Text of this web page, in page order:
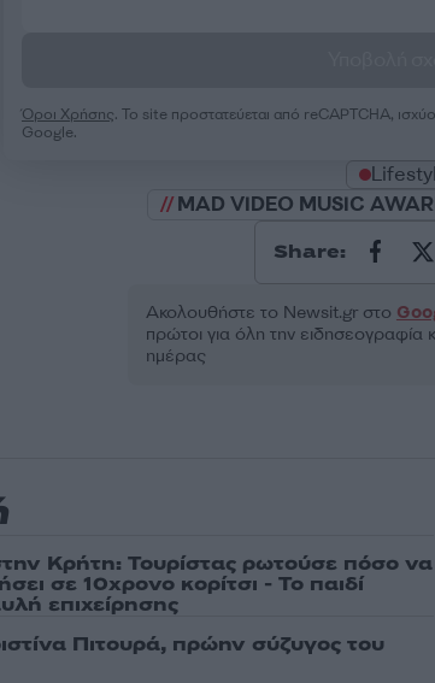
Όροι Χρήσης. Το site προστατεύεται από reCAPTCHA,
Google.
MAD VIDEO MUSIC
Share:
Ακολουθήστε το Νewsit.gr στο
πρώτοι για όλη την ειδησεογραφία
ημέρας
Κρήτη: Τουρίστας ρωτούσε πόσο να
σε 10χρονο κορίτσι - Το παιδί
επιχείρησης
Πιτουρά, πρώην σύζυγος του